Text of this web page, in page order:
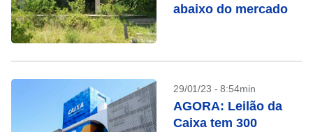
abaixo do mercado
29/01/23 - 8:54min
AGORA: Leilão da
Caixa tem 300